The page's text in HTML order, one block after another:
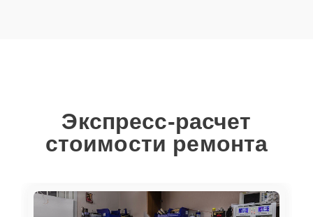
Экспресс-расчет
стоимости ремонта